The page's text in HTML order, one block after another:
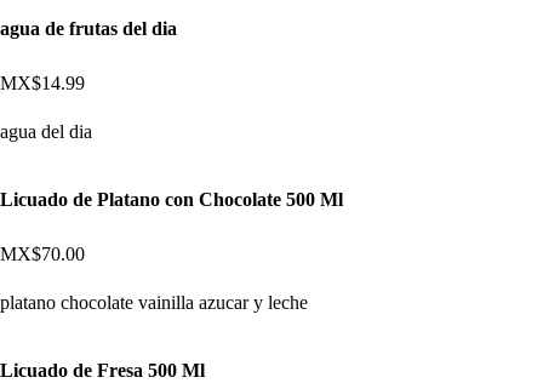
agua de frutas del dia
MX$14.99
agua del dia
Licuado de Platano con Chocolate 500 Ml
MX$70.00
platano chocolate vainilla azucar y leche
Licuado de Fresa 500 Ml